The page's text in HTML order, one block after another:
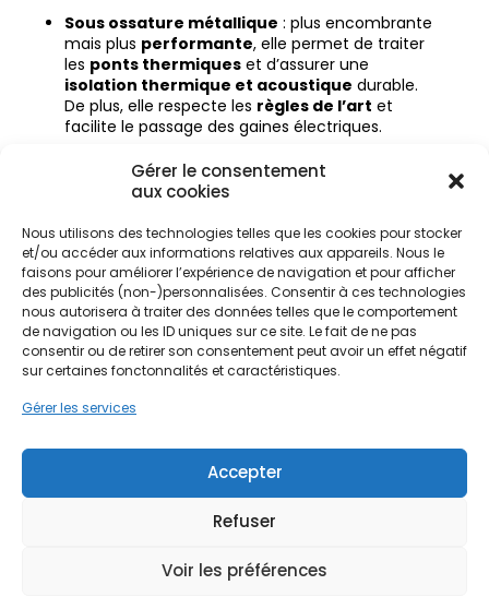
Gérer le consentement
aux cookies
Nous utilisons des technologies telles que les cookies pour stocker
et/ou accéder aux informations relatives aux appareils. Nous le
faisons pour améliorer l’expérience de navigation et pour afficher
des publicités (non-)personnalisées. Consentir à ces technologies
nous autorisera à traiter des données telles que le comportement
de navigation ou les ID uniques sur ce site. Le fait de ne pas
consentir ou de retirer son consentement peut avoir un effet négatif
sur certaines fonctonnalités et caractéristiques.
Gérer les services
Accepter
Refuser
Voir les préférences
Sous ossature métallique : plus encombrante
mais plus performante, elle permet de traiter
les ponts thermiqueset d’assurer une
isolation thermique et acoustique durable.
De plus, elle respecte les règles de l’art et
facilite le passage des gaines électriques.
adaptée à une isolation existante
idéale pourisoler un mur de l’intérieur
performante.
Ainsi, pourisoler un mur intérieur, il est essentiel
dechoisir des isolantsadaptés, de respecter les
seuils de résistance thermique.
pour obtenir une
thermique.
quelle épaisseur de l’isolant pour
matériau isolant, de la